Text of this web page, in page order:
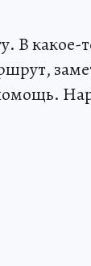
В какое-